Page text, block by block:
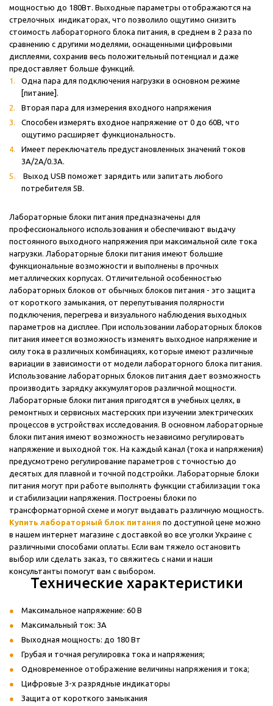
мощностью до 180Вт. Выходные параметры отображаются на
стрелочных индикаторах, что позволило ощутимо снизить
стоимость лабораторного блока питания, в среднем в 2 раза по
сравнению с другими моделями, оснащенными цифровыми
дисплеями, сохранив весь положительный потенциал и даже
предоставляет больше функций.
Одна пара для подключения нагрузки в основном режиме
[питание].
Вторая пара для измерения входного напряжения
Способен измерять входное напряжение от 0 до 60В, что
ощутимо расширяет функциональность.
Имеет переключатель предустановленных значений токов
3A/2A/0.3A.
Выход USB поможет зарядить или запитать любого
потребителя 5В.
Лабораторные блоки питания предназначены для
профессионального использования и обеспечивают выдачу
постоянного выходного напряжения при максимальной силе тока
нагрузки. Лабораторные блоки питания имеют большие
функциональные возможности и выполнены в прочных
металлических корпусах. Отличительной особенностью
лабораторных блоков от обычных блоков питания - это защита
от короткого замыкания, от перепутывания полярности
подключения, перегрева и визуального наблюдения выходных
параметров на дисплее. При использовании лабораторных блоков
питания имеется возможность изменять выходное напряжение и
силу тока в различных комбинациях, которые имеют различные
вариации в зависимости от модели лабораторного блока питания.
Использование лабораторных блоков питания дает возможность
производить зарядку аккумуляторов различной мощности.
Лабораторные блоки питания пригодятся в учебных целях, в
ремонтных и сервисных мастерских при изучении электрических
процессов в устройствах исследования. В основном лабораторные
блоки питания имеют возможность независимо регулировать
напряжение и выходной ток. На каждый канал (тока и напряжения)
предусмотрено регулирование параметров с точностью до
десятых для плавной и точной подстройки. Лабораторные блоки
питания могут при работе выполнять функции стабилизации тока
и стабилизации напряжения. Построены блоки по
трансформаторной схеме и могут выдавать различную мощность.
Купить лабораторный блок питания по доступной цене можно
в нашем интернет магазине с доставкой во все уголки Украине с
различными способами оплаты. Если вам тяжело остановить
выбор или сделать заказ, то свяжитесь с нами и наши
консультанты помогут вам с выбором.
Технические характеристики
Максимальное напряжение: 60 В
Максимальный ток: 3А
Выходная мощность: до 180 Вт
Грубая и точная регулировка тока и напряжения;
Одновременное отображение величины напряжения и тока;
Цифровые 3-х разрядные индикаторы
Защита от короткого замыкания